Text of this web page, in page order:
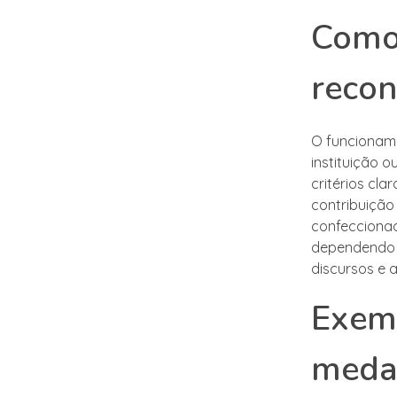
O
instituição
critérios
contribuição
discursos e